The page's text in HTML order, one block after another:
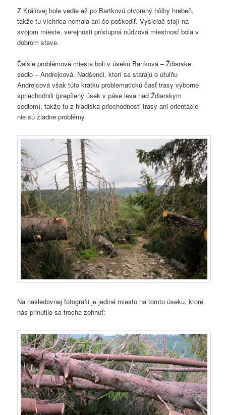
Z Kráľovej hole vedie až po Bartkovú otvorený hôľny hrebeň,
takže tu víchrica nemala ani čo poškodiť. Vysielač stojí na
svojom mieste, verejnosti prístupná núdzová miestnosť bola v
dobrom stave.
Ďalšie problémové miesta boli v úseku Bartková – Ždiarske
sedlo – Andrejcová. Nadšenci, ktorí sa starajú o útulňu
Andrejcová však túto krátku problematickú časť trasy výborne
spriechodnili (prepílený úsek v páse lesa nad Ždiarskym
sedlom), takže tu z hľadiska priechodnosti trasy ani orientácie
nie sú žiadne problémy.
Na nasledovnej fotografii je jediné miesto na tomto úseku, ktoré
nás prinútilo sa trocha zohnúť: